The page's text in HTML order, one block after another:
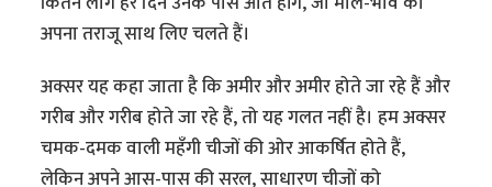
अपना तराजू साथ लिए चलते हैं।
अक्सर यह कहा जाता है कि अमीर और अमीर होते जा रहे हैं और
गरीब और गरीब होते जा रहे हैं, तो यह गलत नहीं है। हम अक्सर
चमक-दमक वाली महँगी चीजों की ओर आकर्षित होते हैं,
लेकिन अपने आस-पास की सरल, साधारण चीजों को